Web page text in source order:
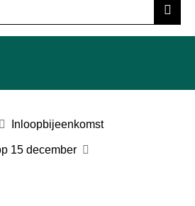
Inloopbijeenkomst
15 december